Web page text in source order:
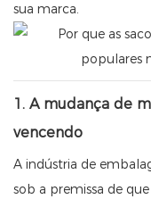
sua marca.
1. A mudança de
vencendo
A indústria de
sob a premissa de